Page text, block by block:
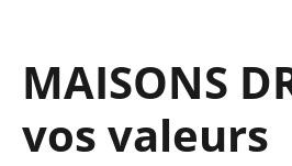
MAISONS
vos valeurs